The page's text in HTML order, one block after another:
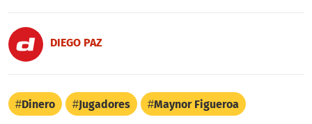
DIEGO PAZ
Dinero Jugadores Maynor Figueroa